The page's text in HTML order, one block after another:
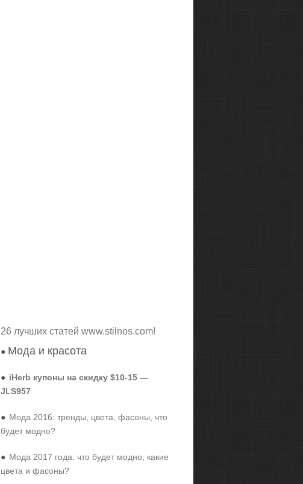
26 лучших статей www.stilnos.com!
● Мода и красота
● iHerb купоны на скидку $10-15 —
JLS957
● Мода 2016: тренды, цвета, фасоны, что
будет модно?
● Мода 2017 года: что будет модно, какие
цвета и фасоны?